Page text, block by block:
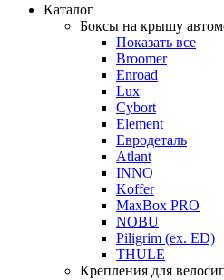
Каталог
Боксы на крышу
Показать все
Broomer
Enroad
Lux
Cybort
Element
Евродеталь
Atlant
INNO
Koffer
MaxBox PRO
NOBU
Piligrim (ex. ED)
THULE
Крепления для